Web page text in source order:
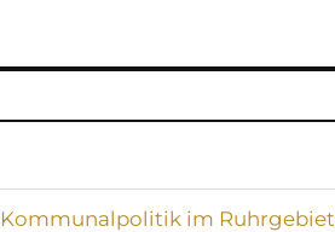
Kommunalpolitik im Ruhrgebiet